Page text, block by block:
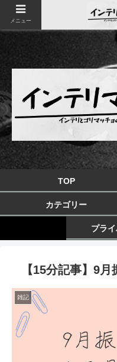
TOP
カテゴリー
プラ
【15分記事】9
雑記
メニュー